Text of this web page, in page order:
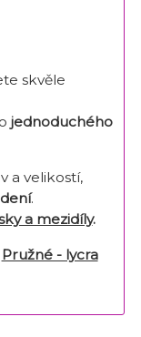
skvěle
jednoduchého
a velikostí,
.
a mezidíly.
Pružné - lycra